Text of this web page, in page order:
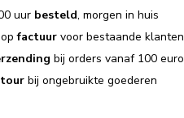
uur besteld, morgen in huis
opfactuur voor bestaande klanten
bij orders vanaf 100 euro
bij ongebruikte goederen